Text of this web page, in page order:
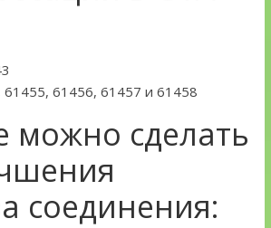
61455, 61456, 61457 и 61458
можно сделать
соединения: